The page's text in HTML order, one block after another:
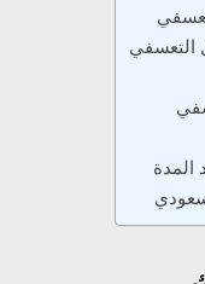
التعسفي
المدة